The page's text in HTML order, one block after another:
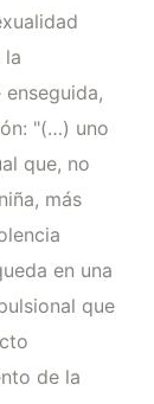
la
"(…) uno
que, no
más
en una
que
de la